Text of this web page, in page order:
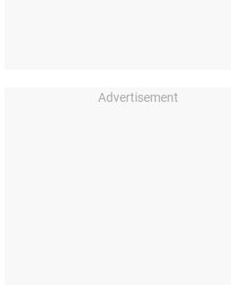
Advertisement